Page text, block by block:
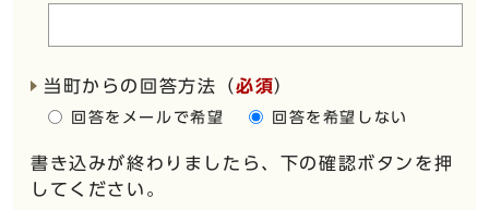
当町からの回答方法 （必須）
回答をメールで希望 回答を希望しない
書き込みが終わりましたら、下の確認ボタンを押
してください。